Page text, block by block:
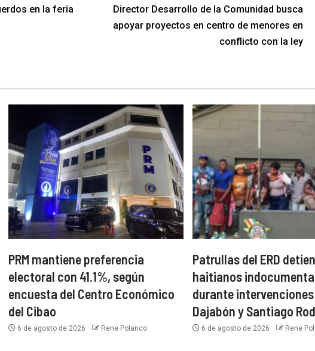
en la feria
Director Desarrollo de la Comunidad busca
apoyar proyectos en centro de menores en
conflicto con la ley
PRM mantiene preferencia
electoral con 41.1%, según
encuesta del Centro Económico
del Cibao
6 de agosto de 2026 Rene Polanco
Patrullas del ERD
haitianos
durante intervenciones
Dajabón y Santiago
6 de agosto de 2026 Rene